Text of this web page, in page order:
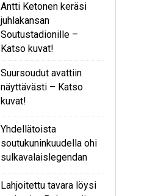
Antti Ketonen keräsi
juhlakansan
Soutustadionille –
Katso kuvat!
Suursoudut avattiin
näyttävästi – Katso
kuvat!
Yhdellätoista
soutukuninkuudella ohi
sulkavalaislegendan
Lahjoitettu tavara löysi